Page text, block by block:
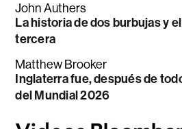
John Authers
La historia de dos burbujas y
tercera
Matthew Brooker
Inglaterra fue, después de
del Mundial 2026